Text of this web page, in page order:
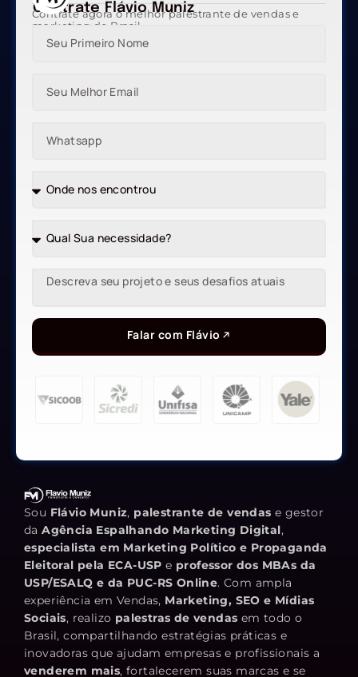
Contrate Flávio Muniz
Contrate agora o melhor palestrante de vendas e
marketing do Brasil
Falar com Flávio
Sou Flávio Muniz, palestrante de vendas e gestor
daAgência Espalhando Marketing Digital,
especialista em Marketing Político e Propaganda
Eleitoral pela ECA-USP e professor dos MBAs da
USP/ESALQ e da PUC-RS Online. Com ampla
experiência em Vendas, Marketing, SEO e Mídias
Sociais, realizo palestras de vendas em todo o
Brasil, compartilhando estratégias práticas e
inovadoras que ajudam empresas e profissionais a
venderem mais, fortalecerem suas marcas e se